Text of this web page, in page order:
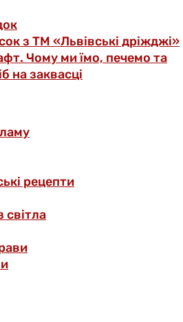
з ТМ «Львівські дріжджі»
Чому ми їмо, печемо та
на заквасці
рецепти
світла